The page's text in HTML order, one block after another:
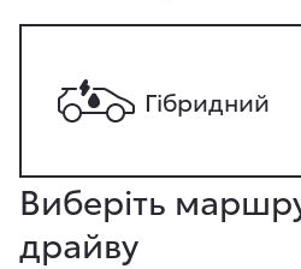
Гібридний
Виберіть
драйву